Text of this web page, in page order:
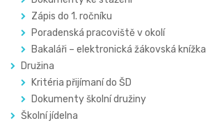
Zápis do 1. ročníku
Poradenská pracoviště v okolí
Bakaláři – elektronická žákovská knížka
Družina
Kritéria přijímaní do ŠD
Dokumenty školní družiny
Školní jídelna